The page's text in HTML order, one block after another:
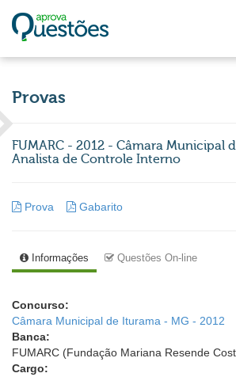
Provas
FUMARC - 2012 - Câmara Municipal
Analista de Controle Interno
Prova Gabarito
Informações Questões On-line
Concurso:
Câmara Municipal de Iturama - MG - 2012
Banca:
FUMARC (Fundação Mariana Resende
Cargo: